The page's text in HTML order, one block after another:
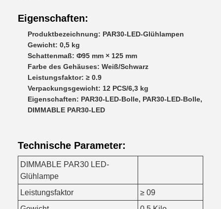
Eigenschaften:
Produktbezeichnung: PAR30-LED-Glühlampen
Gewicht: 0,5 kg
Schattenmaß: Φ95 mm × 125 mm
Farbe des Gehäuses: Weiß/Schwarz
Leistungsfaktor: ≥ 0.9
Verpackungsgewicht: 12 PCS/6,3 kg
Eigenschaften: PAR30-LED-Bolle, PAR30-LED-Bolle,
DIMMABLE PAR30-LED
Technische Parameter:
DIMMABLE PAR30 LED-
Glühlampe
Leistungsfaktor
≥ 09